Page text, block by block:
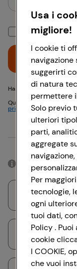
Mantieni la
Hai problemi di
Questo sito è protetto
privacy eTermini di
Accedendo con il
Usa i
migliore!
I cookie ti
suggerirti
di natura
permettere
Solo previo
ulteriori
parti,
aggregate
Per
tecnologie,
ogni
tuoi dati,
Policy .
cookie
I COOKIE,
che vuoi